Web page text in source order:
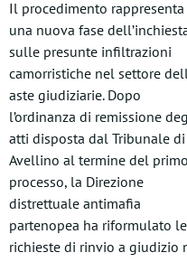
Il procedimento rappresenta
una nuova fase
sulle presunte infiltrazioni
camorristiche nel settore
aste giudiziarie. Dopo
l’ordinanza di remissione
atti disposta dal Tribunale di
Avellino al termine del primo
processo, la Direzione
distrettuale antimafia
partenopea ha riformulato le
richieste di rinvio a giudizio